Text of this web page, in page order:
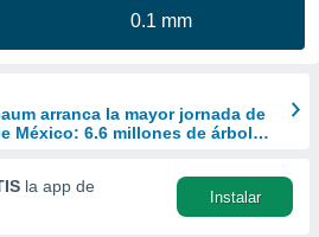
0.1 mm
arranca la mayor jornada de
México: 6.6 millones de árboles
la app de
Instalar